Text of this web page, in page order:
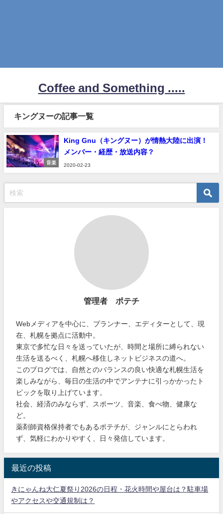
Coffee and Something .....
キングヌーの記事一覧
音楽
King Gnu（キングヌー）が情熱大陸に出演！
メンバー・経歴・放送内容？
2020-02-23
管理者 ポテチ
Webメディアを中心に、プランナー、エディターとして、現
在、札幌を拠点に活動中。
東京で多忙な日々を送っていたが、時間と場所に縛られない
生活を送るべく、札幌へ移住しネットビジネスの道へ。
このブログでは、自然とのバランスの良い快適な札幌生活を
楽しみながら、毎日の生活の中でアンテナに引っかかったト
ピックを取り上げています。
社会、経済のみならず、スポーツ、音楽、食べ物、健康な
ど。
薬剤師資格保持者でもあるポテチが、ジャンルにとらわれ
ず、気軽にわかりやすく、日々発信しています。
最近の投稿
きにゃんね大仁夏祭り2026の日程・花火時間や屋台は？駐車場
やアクセスや交通規制は？